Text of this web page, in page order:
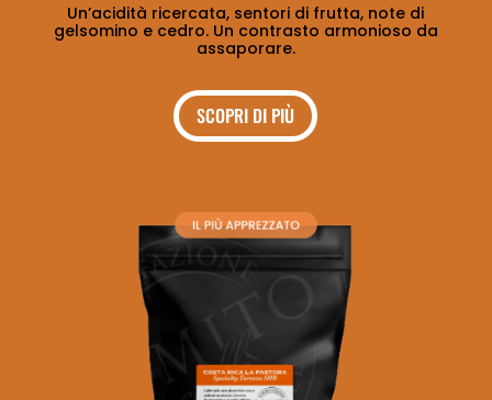
Un’acidità ricercata, sentori di frutta, note di
gelsomino e cedro. Un contrasto armonioso da
assaporare.
SCOPRI DI PIÙ